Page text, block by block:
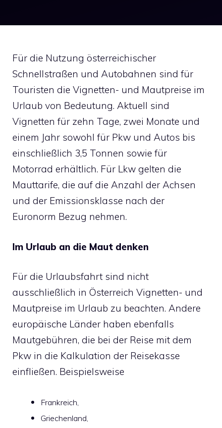
Für die Nutzung österreichischer
Schnellstraßen und Autobahnen sind für
Touristen die Vignetten- und Mautpreise im
Urlaub von Bedeutung. Aktuell sind
Vignetten für zehn Tage, zwei Monate und
einem Jahr sowohl für Pkw und Autos bis
einschließlich 3,5 Tonnen sowie für
Motorrad erhältlich. Für Lkw gelten die
Mauttarife, die auf die Anzahl der Achsen
und der Emissionsklasse nach der
Euronorm Bezug nehmen.
Im Urlaub an die Maut denken
Für die Urlaubsfahrt sind nicht
ausschließlich in Österreich Vignetten- und
Mautpreise im Urlaub zu beachten. Andere
europäische Länder haben ebenfalls
Mautgebühren, die bei der Reise mit dem
Pkw in die Kalkulation der Reisekasse
einfließen. Beispielsweise
Frankreich,
Griechenland,